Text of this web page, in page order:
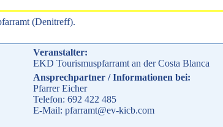
(Denitreff).
Veranstalter:
EKD Tourismuspfarramt an der Costa Blanca
Ansprechpartner / Informationen bei:
Pfarrer Eicher
Telefon: 692 422 485
E-Mail: pfarramt@ev-kicb.com